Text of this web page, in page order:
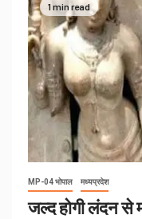
1 min read
MP-04 भोपाल मध्यप्रदेश
जल्द होगी लंदन से